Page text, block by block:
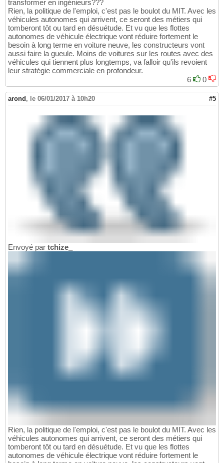
transformer en ingénieurs???
Rien, la politique de l'emploi, c'est pas le boulot du MIT. Avec les
véhicules autonomes qui arrivent, ce seront des métiers qui
tomberont tôt ou tard en désuétude. Et vu que les flottes
autonomes de véhicule électrique vont réduire fortement le
besoin à long terme en voiture neuve, les constructeurs vont
aussi faire la gueule. Moins de voitures sur les routes avec des
véhicules qui tiennent plus longtemps, va falloir qu'ils revoient
leur stratégie commerciale en profondeur.
6
0
arond , le 06/01/2017 à 10h20 #5
Envoyé par tchize_
Rien, la politique de l'emploi, c'est pas le boulot du MIT. Avec les
véhicules autonomes qui arrivent, ce seront des métiers qui
tomberont tôt ou tard en désuétude. Et vu que les flottes
autonomes de véhicule électrique vont réduire fortement le